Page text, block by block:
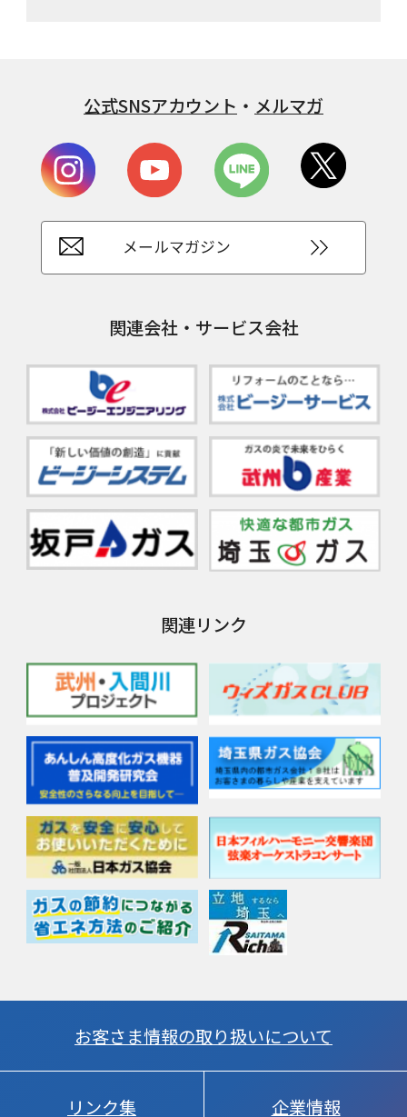
公式SNSアカウント ・ メルマガ
メールマガジン
関連会社・サービス会社
関連リンク
お客さま情報の取り扱いについて
リンク集 企業情報